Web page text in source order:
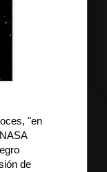
"en
de